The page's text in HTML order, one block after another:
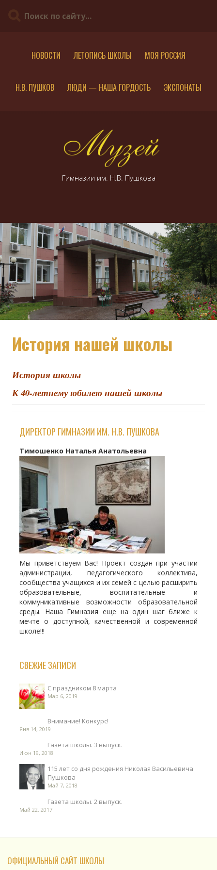
НОВОСТИ ЛЕТОПИСЬ ШКОЛЫ МОЯ РОССИЯ
Н.В. ПУШКОВ ЛЮДИ — НАША ГОРДОСТЬ ЭКСПОНАТЫ
Гимназии им. Н.В. Пушкова
История нашей школы
История школы
К 40-летнему юбилею нашей школы
ДИРЕКТОР ГИМНАЗИИ ИМ. Н.В. ПУШКОВА
Тимошенко Наталья Анатольевна
Мы приветствуем Вас! Проект создан при участии
администрации, педагогического коллектива,
сообщества учащихся и их семей с целью расширить
образовательные, воспитательные и
коммуникативные возможности образовательной
среды. Наша Гимназия еще на один шаг ближе к
мечте о доступной, качественной и современной
школе!!!
СВЕЖИЕ ЗАПИСИ
С праздником 8 марта
Мар 6, 2019
Внимание! Конкурс!
Янв 14, 2019
Газета школы. 3 выпуск.
Июн 19, 2018
115 лет со дня рождения Николая Васильевича
Пушкова
Май 7, 2018
Газета школы. 2 выпуск.
Май 22, 2017
ОФИЦИАЛЬНЫЙ САЙТ ШКОЛЫ